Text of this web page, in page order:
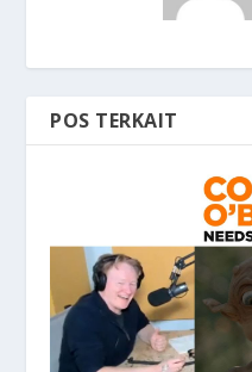
POS TERKAIT